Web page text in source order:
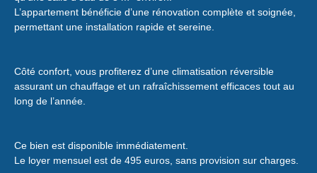
L’appartement bénéficie d’une rénovation complète et soignée,
permettant une installation rapide et sereine.
Côté confort, vous profiterez d’une climatisation réversible
assurant un chauffage et un rafraîchissement efficaces tout au
long de l’année.
Ce bien est disponible immédiatement.
Le loyer mensuel est de 495 euros, sans provision sur charges.